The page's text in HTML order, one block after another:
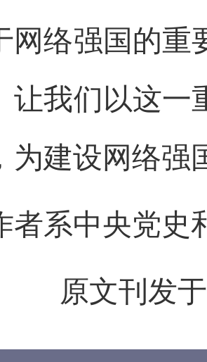
网络强国的重
让我们以这一
为建设网络强
者系中央党
原文刊发